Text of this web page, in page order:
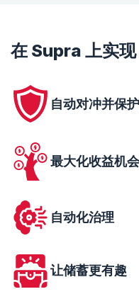
在 Supra 上实
自动对冲并保
最大化收益机会
自动化治理
让储蓄更有趣